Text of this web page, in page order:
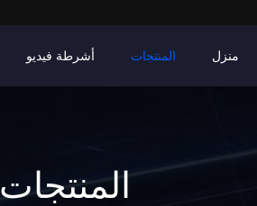
منزل المنتجات أشرطة فيديو
المنتجات